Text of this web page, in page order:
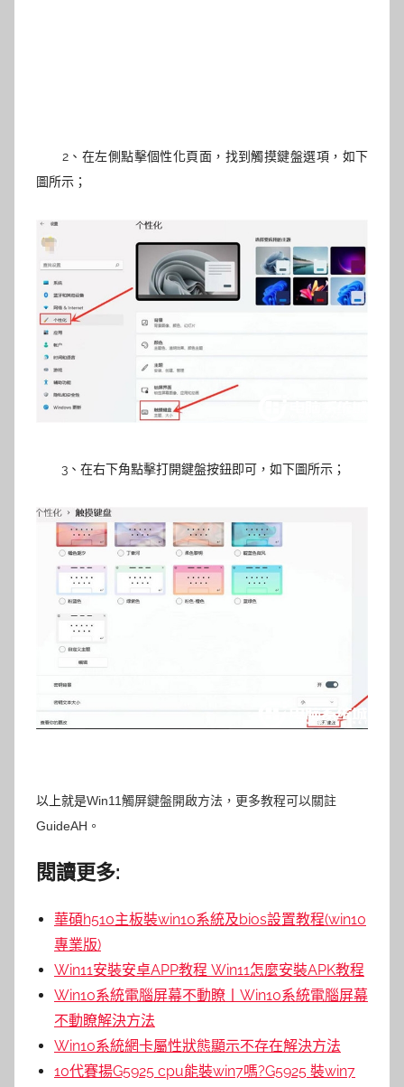
2、在左側點擊個性化頁面，找到觸摸鍵盤選項 ，如下
圖所示；
3、在右下角點擊打開鍵盤按鈕即可 ，如下圖所示；
以上就是Win11觸屏鍵盤開啟方法，更多教程可以關註
GuideAH。
閱讀更多:
華碩h510主板裝win10系統及bios設置教程(win10
專業版)
Win11安裝安卓APP教程 Win11怎麼安裝APK教程
Win10系統電腦屏幕不動瞭丨Win10系統電腦屏幕
不動瞭解決方法
Win10系統網卡屬性狀態顯示不存在解決方法
10代賽揚G5925 cpu能裝win7嗎?G5925 裝win7